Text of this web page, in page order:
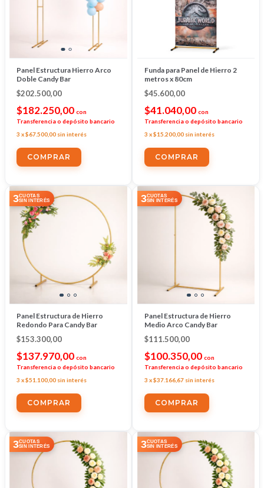
Panel Estructura Hierro Arco
Doble Candy Bar
$202.500,00
$182.250,00 con
Transferencia o depósito bancario
3 x$67.500,00 sin interés
Funda para Panel de Hierro 2
metros x 80cm
$45.600,00
$41.040,00 con
Transferencia o depósito bancario
3 x$15.200,00 sin interés
3CUOTAS
SIN INTERÉS
Panel Estructura de Hierro
Redondo Para Candy Bar
$153.300,00
$137.970,00 con
Transferencia o depósito bancario
3 x$51.100,00 sin interés
3CUOTAS
SIN INTERÉS
Panel Estructura de Hierro
Medio Arco Candy Bar
$111.500,00
$100.350,00 con
Transferencia o depósito bancario
3 x$37.166,67 sin interés
3CUOTAS
SIN INTERÉS
3CUOTAS
SIN INTERÉS